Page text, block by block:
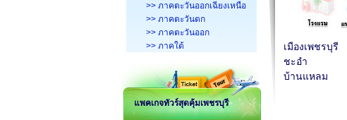
>> ภาคตะวันออกเฉียงเหนือ
>> ภาคตะวันตก
>> ภาคตะวันออก
>> ภาคใต้
แพคเกจทัวร์สุดคุ้มเพชรบุรี
เมืองเพชรบุรี
ชะอำ
บ้านแหลม